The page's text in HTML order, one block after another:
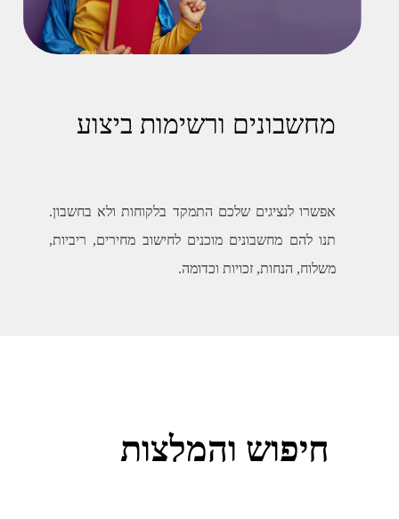
מחשבונים ורשימות ביצוע
אפשרו לנציגים שלכם התמקד בלקוחות ולא בחשבון.
תנו להם מחשבונים מוכנים לחישוב מחירים, ריביות,
משלוח, הנחות, זכויות וכדומה.
חיפוש והמלצות